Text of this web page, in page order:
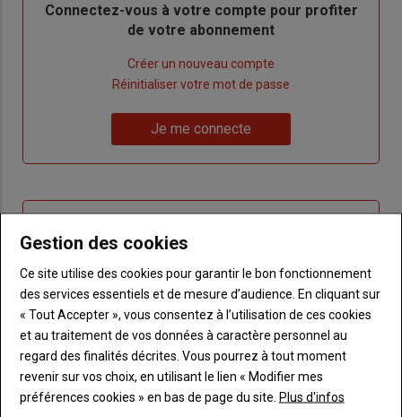
Body
Connectez-vous à votre compte pour profiter
de votre abonnement
Créer un nouveau compte
de
Réinitialiser votre mot de passe
me
Je me connecte
titre
TITRE CRÉEZ UN COMPTE
BodyChoisissez votre formule et créez votre
compte pour accéder à tout Terre de
Touraine.
Lien Créez un compte
Gestion des cookies
Ce site utilise des cookies pour garantir le bon fonctionnement
des services essentiels et de mesure d’audience. En cliquant sur
« Tout Accepter », vous consentez à l’utilisation de ces cookies
et au traitement de vos données à caractère personnel au
regard des finalités décrites. Vous pourrez à tout moment
revenir sur vos choix, en utilisant le lien « Modifier mes
préférences cookies » en bas de page du site. Plus d'infos